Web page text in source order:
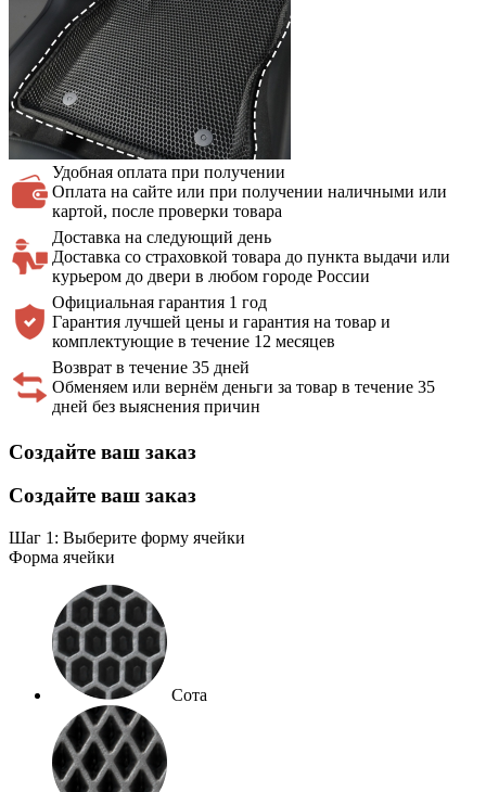
Удобная оплата при получении
Оплата на сайте или при получении наличными или
картой, после проверки товара
Доставка на следующий день
Доставка со страховкой товара до пункта выдачи или
курьером до двери в любом городе России
Официальная гарантия 1 год
Гарантия лучшей цены и гарантия на товар и
комплектующие в течение 12 месяцев
Возврат в течение 35 дней
Обменяем или вернём деньги за товар в течение 35
дней без выяснения причин
Создайте ваш заказ
Создайте ваш заказ
Шаг 1: Выберите форму ячейки
Форма ячейки
Сота